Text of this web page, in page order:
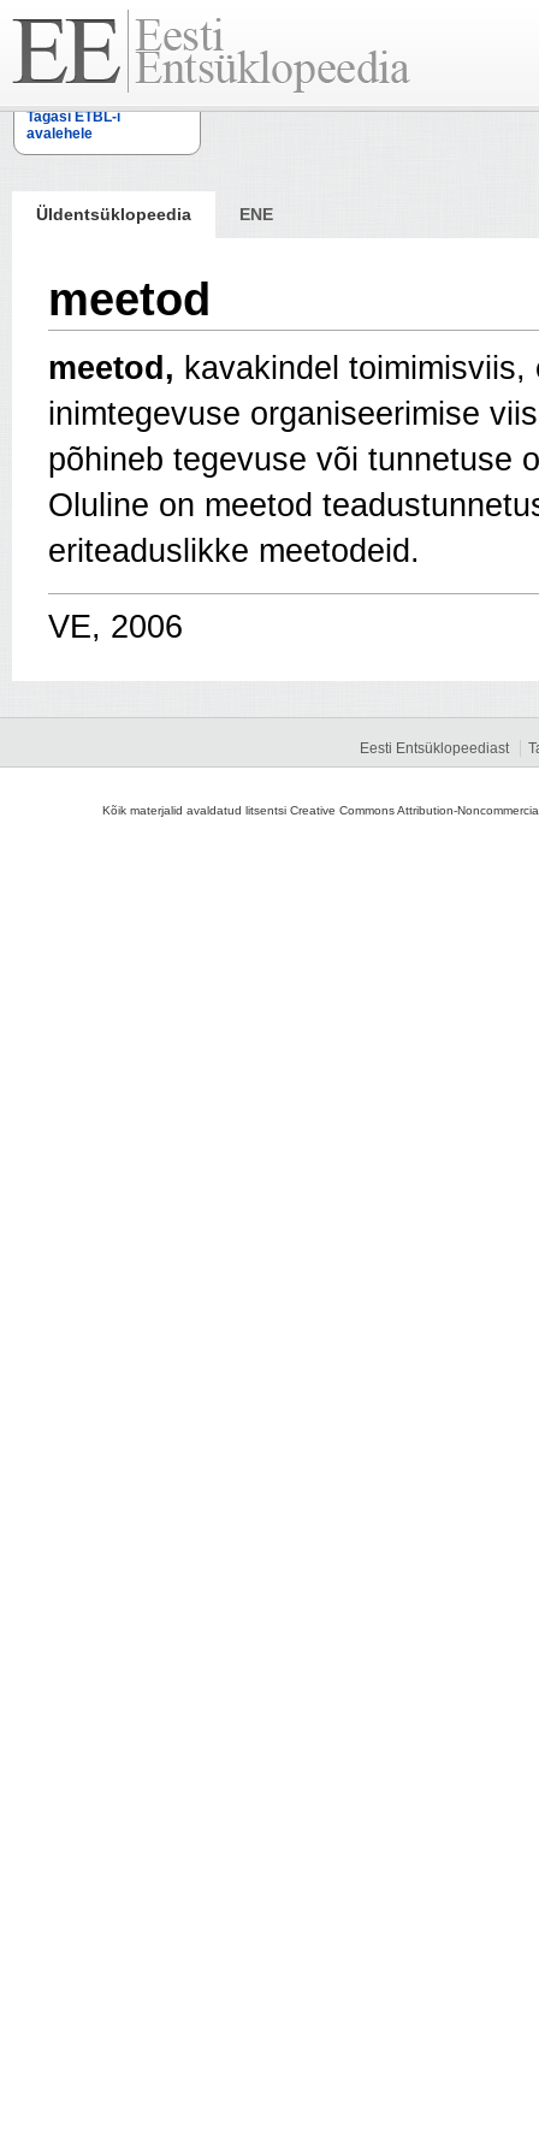
Tagasi ETBL-i
avalehele
Üldentsüklopeedia ENE
meetod
meetod, kavakindel
inimtegevuse organiseerimise
põhineb tegevuse või tunnetuse
Oluline on meetod
eriteaduslikke meetodeid.
VE, 2006
Eesti Entsüklopeediast
Kõik materjalid avaldatud litsentsi Creative Commons Attribution-